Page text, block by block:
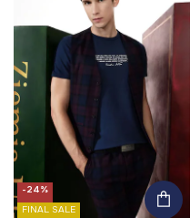
-24%
FINAL SALE